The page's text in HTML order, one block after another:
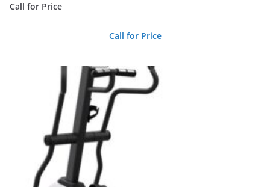
Call for Price
Call for Price